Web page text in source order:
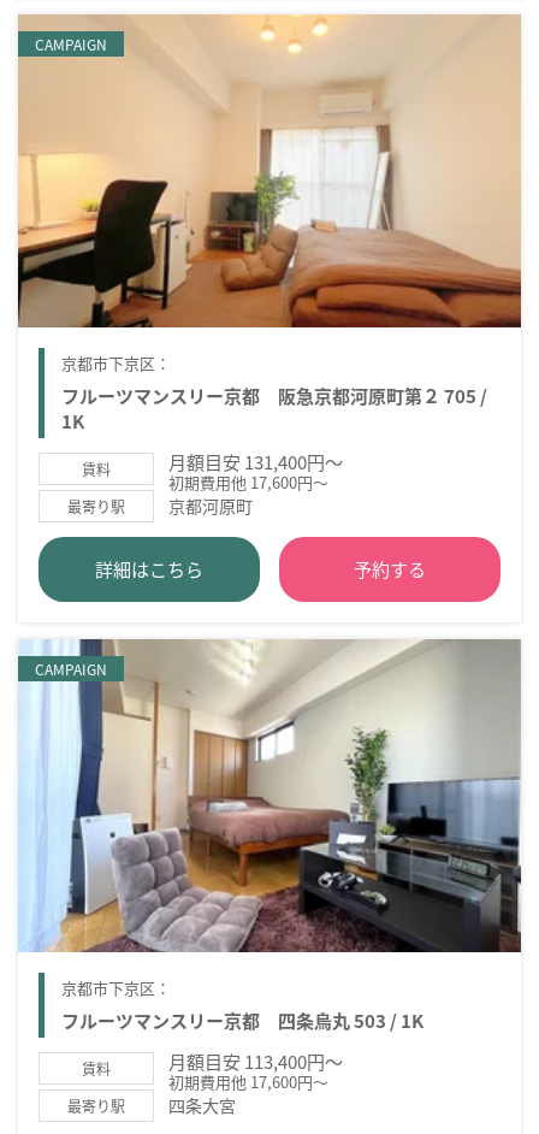
CAMPAIGN
京都市下京区：
フルーツマンスリー京都 阪急京都河原町第２ 705 /
1K
賃料 月額目安 131,400円～
初期費用他 17,600円～
最寄り駅 京都河原町
詳細はこちら 予約する
CAMPAIGN
京都市下京区：
フルーツマンスリー京都 四条烏丸 503 / 1K
賃料 月額目安 113,400円～
初期費用他 17,600円～
最寄り駅 四条大宮